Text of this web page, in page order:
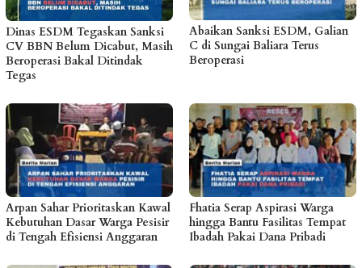
Dinas ESDM Tegaskan Sanksi
CV BBN Belum Dicabut, Masih
Beroperasi Bakal Ditindak
Tegas
Abaikan Sanksi ESDM, Galian
C di Sungai Baliara Terus
Beroperasi
Arpan Sahar Prioritaskan Kawal
Kebutuhan Dasar Warga Pesisir
di Tengah Efisiensi Anggaran
Fhatia Serap Aspirasi Warga
hingga Bantu Fasilitas Tempat
Ibadah Pakai Dana Pribadi